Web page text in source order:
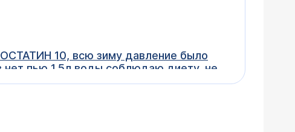
на прилив жара значит само
фоне появилась нестабильность
лечение невозможно — это
вам записаться на